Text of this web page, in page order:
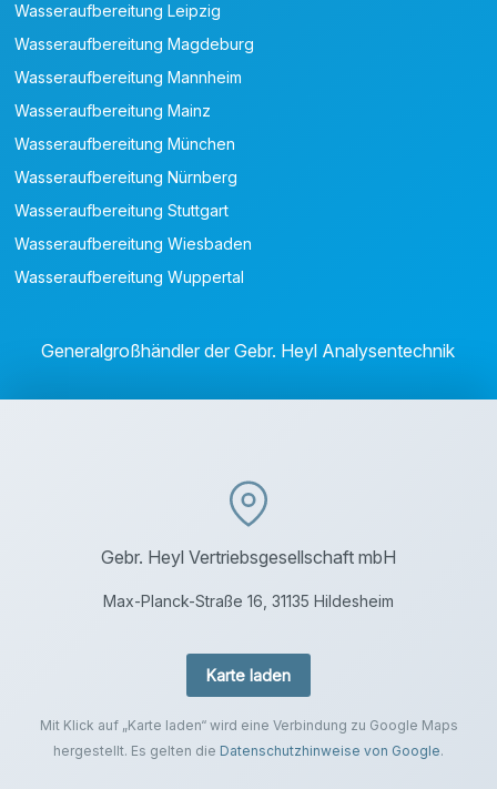
Wasseraufbereitung Leipzig
Wasseraufbereitung Magdeburg
Wasseraufbereitung Mannheim
Wasseraufbereitung Mainz
Wasseraufbereitung München
Wasseraufbereitung Nürnberg
Wasseraufbereitung Stuttgart
Wasseraufbereitung Wiesbaden
Wasseraufbereitung Wuppertal
Generalgroßhändler der Gebr. Heyl Analysentechnik
Gebr. Heyl Vertriebsgesellschaft mbH
Max-Planck-Straße 16, 31135 Hildesheim
Karte laden
Mit Klick auf „Karte laden“ wird eine Verbindung zu Google Maps
hergestellt. Es gelten die Datenschutzhinweise von Google.